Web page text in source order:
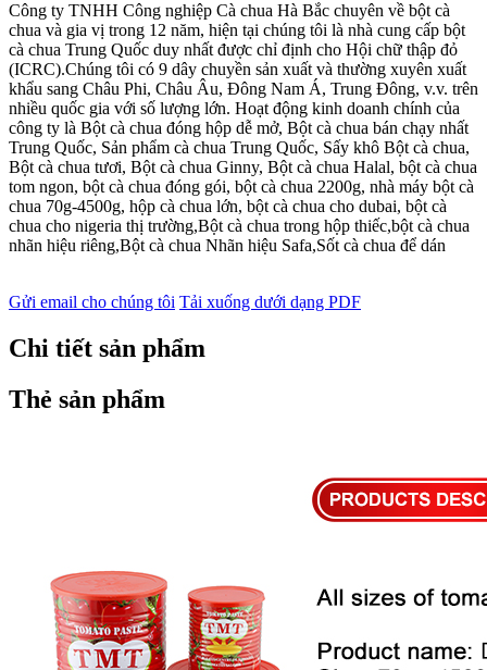
Công ty TNHH Công nghiệp Cà chua Hà Bắc chuyên về bột cà
chua và gia vị trong 12 năm, hiện tại chúng tôi là nhà cung cấp bột
cà chua Trung Quốc duy nhất được chỉ định cho Hội chữ thập đỏ
(ICRC).Chúng tôi có 9 dây chuyền sản xuất và thường xuyên xuất
khẩu sang Châu Phi, Châu Âu, Đông Nam Á, Trung Đông, v.v. trên
nhiều quốc gia với số lượng lớn. Hoạt động kinh doanh chính của
công ty là Bột cà chua đóng hộp dễ mở, Bột cà chua bán chạy nhất
Trung Quốc, Sản phẩm cà chua Trung Quốc, Sấy khô Bột cà chua,
Bột cà chua tươi, Bột cà chua Ginny, Bột cà chua Halal, bột cà chua
tom ngon, bột cà chua đóng gói, bột cà chua 2200g, nhà máy bột cà
chua 70g-4500g, hộp cà chua lớn, bột cà chua cho dubai, bột cà
chua cho nigeria thị trường,Bột cà chua trong hộp thiếc,bột cà chua
nhãn hiệu riêng,Bột cà chua Nhãn hiệu Safa,Sốt cà chua để dán
Gửi email cho chúng tôi Tải xuống dưới dạng PDF
Chi tiết sản phẩm
Thẻ sản phẩm